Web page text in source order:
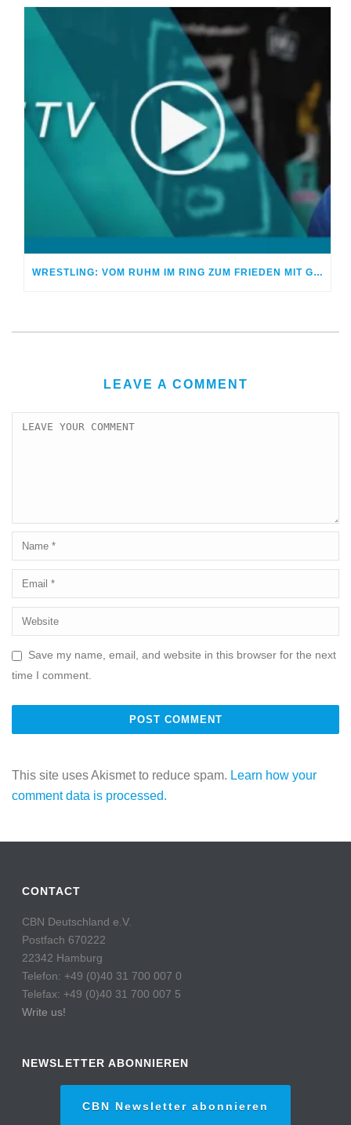
WRESTLING: VOM RUHM IM RING ZUM FRIEDEN MIT GOTT
LEAVE A COMMENT
Save my name, email, and website in this browser for the next
time I comment.
This site uses Akismet to reduce spam. Learn how your
comment data is processed.
CONTACT
CBN Deutschland e.V.
Postfach 670222
22342 Hamburg
Telefon: +49 (0)40 31 700 007 0
Telefax: +49 (0)40 31 700 007 5
Write us!
NEWSLETTER ABONNIEREN
CBN Newsletter abonnieren